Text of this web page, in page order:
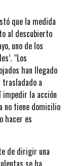
que la medida
al descubierto
uno de los
“Los
han llegado
trasladado a
impedir la acción
no tiene domicilio
hacer es
de dirigir una
se ha